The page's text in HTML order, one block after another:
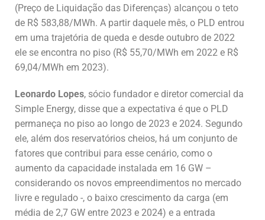
(Preço de Liquidação das Diferenças) alcançou o teto
de R$ 583,88/MWh. A partir daquele mês, o PLD entrou
em uma trajetória de queda e desde outubro de 2022
ele se encontra no piso (R$ 55,70/MWh em 2022 e R$
69,04/MWh em 2023).
Leonardo Lopes, sócio fundador e diretor comercial da
Simple Energy, disse que a expectativa é que o PLD
permaneça no piso ao longo de 2023 e 2024. Segundo
ele, além dos reservatórios cheios, há um conjunto de
fatores que contribui para esse cenário, como o
aumento da capacidade instalada em 16 GW –
considerando os novos empreendimentos no mercado
livre e regulado -, o baixo crescimento da carga (em
média de 2,7 GW entre 2023 e 2024) e a entrada